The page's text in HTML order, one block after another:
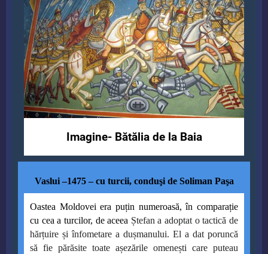
Imagine- Bătălia de la Baia
Vaslui –1475 – cu turcii, conduşi de Soliman Paşa
Oastea Moldovei era puțin numeroasă, în comparație
cu cea a turcilor, de aceea Ștefan a adoptat o tactică de
hărțuire și înfometare a dușmanului. El a dat poruncă
să fie părăsite toate așezările omenești care puteau